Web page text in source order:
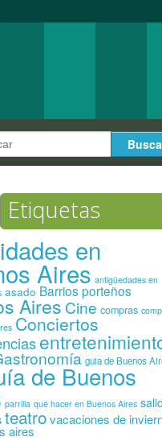
Etiquetas
en
Aires antigüedades en
asado Barrios porteños
Aires Cine compras
Conciertos
guia de Buenos
de Buenos
parrilla qué hacer en Buenos Aires
teatro vacaciones de
aires